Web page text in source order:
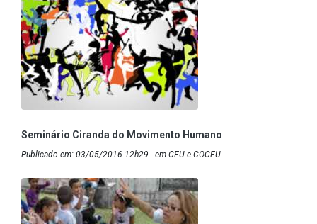
Seminário Ciranda do Movimento Humano
Publicado em: 03/05/2016 12h29 - em CEU e COCEU